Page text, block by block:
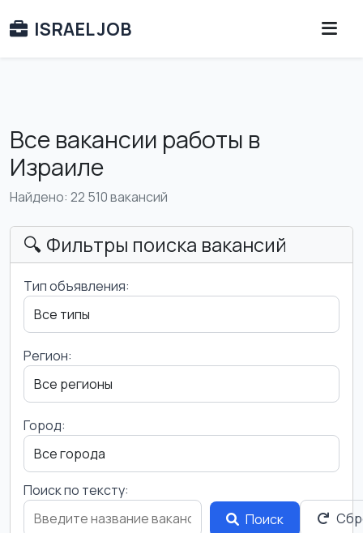
ISRAEL JOB
Все вакансии работы в
Израиле
Найдено: 22 510 вакансий
🔍 Фильтры поиска вакансий
Тип объявления:
Регион:
Город:
Поиск по тексту:
Поиск